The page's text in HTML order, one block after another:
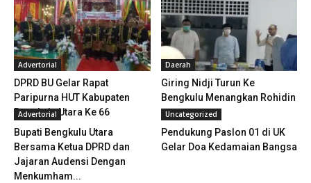
Advertorial
DPRD BU Gelar Rapat
Paripurna HUT Kabupaten
Bengkulu Utara Ke 66
Daerah
Giring Nidji Turun Ke
Bengkulu Menangkan Rohidin
Advertorial
Bupati Bengkulu Utara
Bersama Ketua DPRD dan
Jajaran Audensi Dengan
Menkumham...
Uncategorized
Pendukung Paslon 01 di UK
Gelar Doa Kedamaian Bangsa